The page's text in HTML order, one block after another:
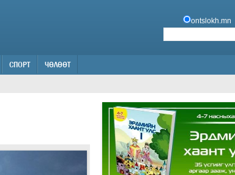
ontslokh.mn
СПОРТ
ЧӨЛӨӨТ